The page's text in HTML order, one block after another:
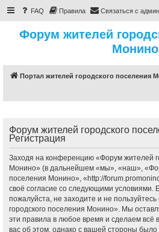
FAQ Правила Связаться с
Форум жителей
Монино
Портал жителей городского поселения
Форум жителей городского
Регистрация
Заходя на конференцию «Форум жителей
Монино» (в дальнейшем «мы», «наш»,
поселения Монино», «http://
своё согласие со следующими условиями.
пожалуйста, не заходите и не
городского поселения Монино». Мы
эти правила в любое время и сделаем всё
вас об этом, однако с вашей стороны